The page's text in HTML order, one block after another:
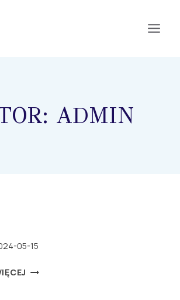
ADMIN
05-15
MISJE